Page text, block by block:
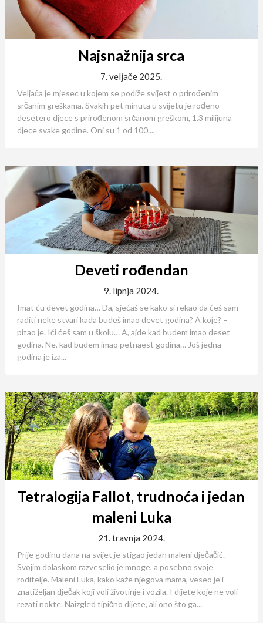
Najsnažnija srca
7. veljače 2025.
Veljača je mjesec u kojem se podiže svijest o prirođenim
srčanim greškama. Svakih pet minuta u svijetu je rođeno
desetero djece s prirođenom srčanom greškom, 1.3 milijuna
djece svake godine. Oni su 1 od 100....
Deveti rođendan
9. lipnja 2024.
Imat ću devet godina… Da, sjećaš se kako si rekao da ćeš sam
raditi neke stvari kada budeš imao devet godina? A koje? –
pitao je. Ići ćeš sam u školu… A, ajde kad budem imao deset
godina. Ne, kad budem imao petnaest godina… Još jedna
godina je iza...
Tetralogija Fallot, trudnoća i jedan
maleni Luka
21. travnja 2024.
Prije godinu dana na svijet je stigao jedan maleni dječačić.
Svojim dolaskom razveselio je mnoge, a posebno svoje
roditelje. Maleni Luka, kako kaže njegova mama, veseo je i
znatiželjan dječak koji voli životinje i vozila. I dijete koje ne voli
rezati nokte. Naizgled tipično dijete, ali ono što ga...